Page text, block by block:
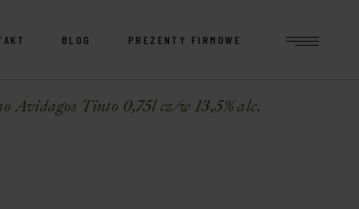
BLOG PREZENTY FIRMOWE
Avidagos Tinto 0,75l cz/w 13,5% alc.